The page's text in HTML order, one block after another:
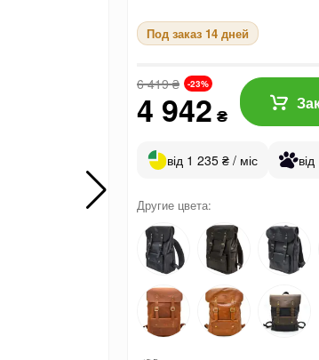
Под заказ 14 дней
6 419₴ -23%
4 942 ₴
від 1 235 ₴ / міс
Другие цвета: